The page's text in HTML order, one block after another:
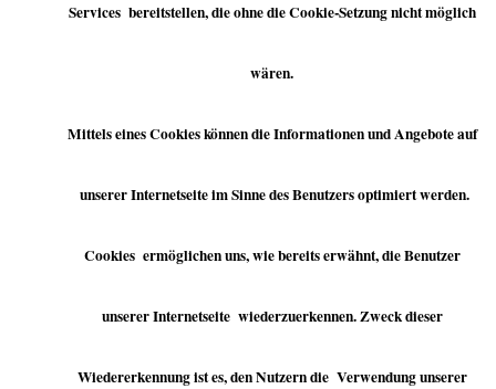
Services bereitstellen, die ohne die Cookie-Setzung nicht möglich
wären.
Mittels eines Cookies können die Informationen und Angebote auf
unserer Internetseite im Sinne des Benutzers optimiert werden.
Cookies ermöglichen uns, wie bereits erwähnt, die Benutzer
unserer Internetseite wiederzuerkennen. Zweck dieser
Wiedererkennung ist es, den Nutzern die Verwendung unserer